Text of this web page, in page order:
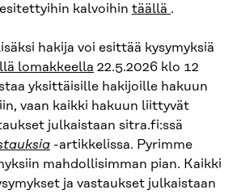
kalvoihin täällä .
hakija voi esittää kysymyksiä
lomakkeella 22.5.2026 klo 12
yksittäisille hakijoille hakuun
vaan kaikki hakuun liittyvät
julkaistaan sitra.fi:ssä
-artikkelissa. Pyrimme
mahdollisimman pian. Kaikki
ja vastaukset julkaistaan